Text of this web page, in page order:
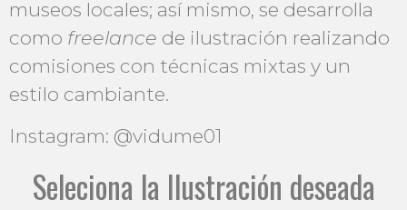
museos locales; así mismo, se desarrolla
como freelance de ilustración realizando
comisiones con técnicas mixtas y un
estilo cambiante.
Instagram: @vidume01
Seleciona la Ilustración deseada